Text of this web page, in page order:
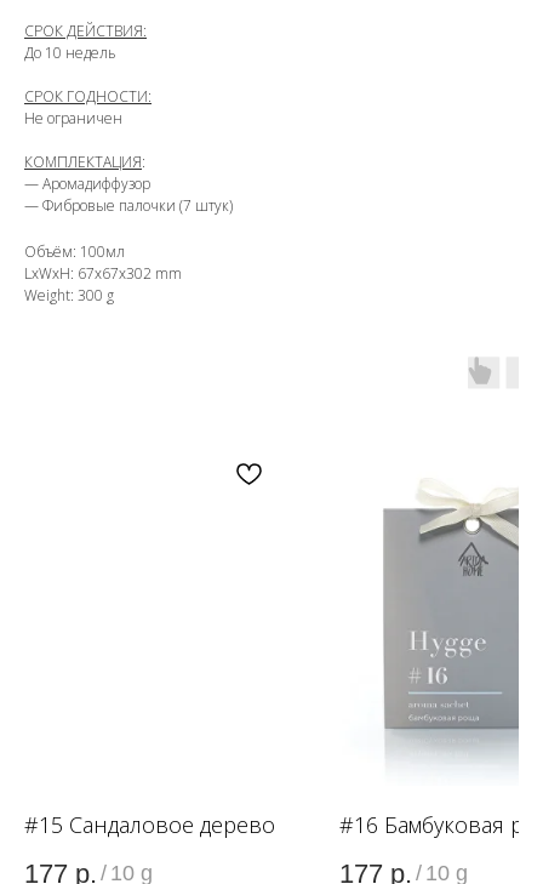
СРОК ДЕЙСТВИЯ:
До 10 недель
СРОК ГОДНОСТИ:
Не ограничен
КОМПЛЕКТАЦИЯ:
— Аромадиффузор
— Фибровые палочки (7 штук)
Объём: 100мл
LxWxH: 67x67x302 mm
Weight: 300 g
#15 Сандаловое дерево
177 р. / 10 g
#16 Бамбуковая
177 р. / 10 g